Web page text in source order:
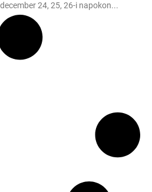
24, 25, 26-i napokon